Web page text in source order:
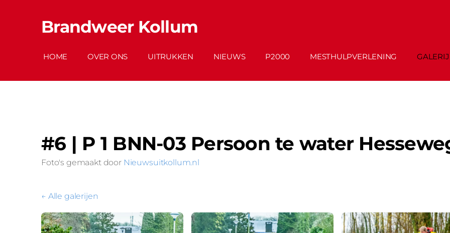
Brandweer Kollum
HOME OVER ONS UITRUKKEN NIEUWS P2000 MESTHULPVERLENING GALERIJ
#6 | P 1 BNN-03 Persoon te water
Foto's gemaakt door Nieuwsuitkollum.nl
Alle galerijen